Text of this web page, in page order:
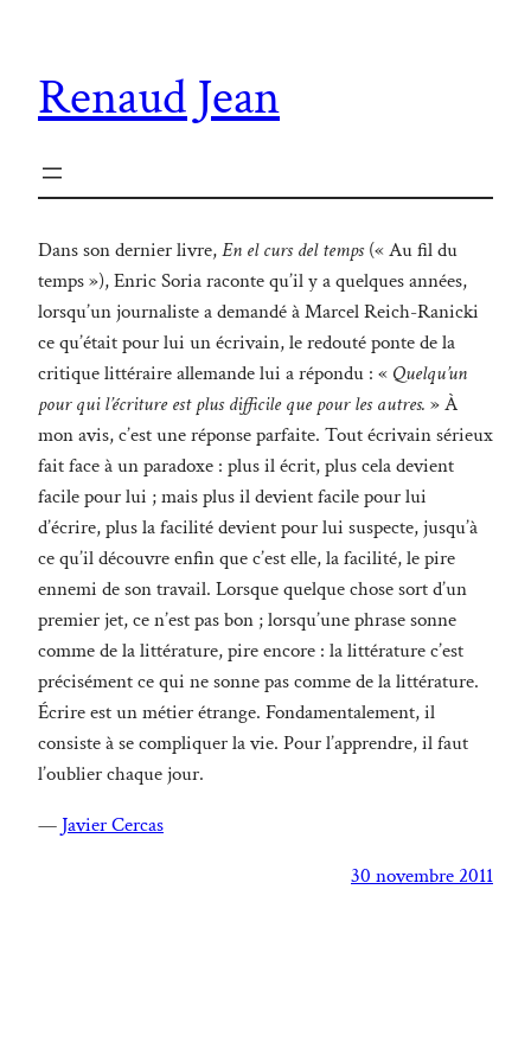
Renaud Jean
Dans son dernier livre,En el curs del temps(« Au fil du
temps »), Enric Soria raconte qu’il y a quelques années,
lorsqu’un journaliste a demandé à Marcel Reich-Ranicki
ce qu’était pour lui un écrivain, le redouté ponte de la
critique littéraire allemande lui a répondu : « Quelqu’un
pour qui l’écriture est plus difficile que pour les autres. » À
mon avis, c’est une réponse parfaite. Tout écrivain sérieux
fait face à un paradoxe : plus il écrit, plus cela devient
facile pour lui ; mais plus il devient facile pour lui
d’écrire, plus la facilité devient pour lui suspecte, jusqu’à
ce qu’il découvre enfin que c’est elle, la facilité, le pire
ennemi de son travail. Lorsque quelque chose sort d’un
premier jet, ce n’est pas bon ; lorsqu’une phrase sonne
comme de la littérature, pire encore : la littérature c’est
précisément ce qui ne sonne pas comme de la littérature.
Écrire est un métier étrange. Fondamentalement, il
consiste à se compliquer la vie. Pour l’apprendre, il faut
l’oublier chaque jour.
— Javier Cercas
30 novembre 2011